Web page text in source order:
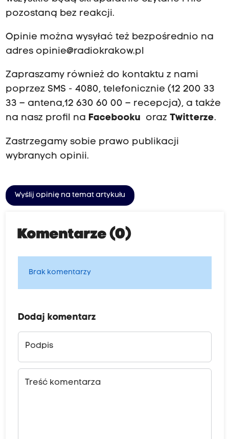
pozostaną bez reakcji.
Opinie można wysyłać też bezpośrednio na
adres opinie@radiokrakow.pl
Zapraszamy również do kontaktu z nami
poprzez SMS - 4080, telefonicznie (12 200 33
33 – antena,12 630 60 00 – recepcja), a także
na nasz profil na Facebooku oraz Twitterze.
Zastrzegamy sobie prawo publikacji
wybranych opinii.
Wyślij opinię na temat artykułu
Komentarze (0)
Brak komentarzy
Dodaj komentarz
Podpis
Treść komentarza